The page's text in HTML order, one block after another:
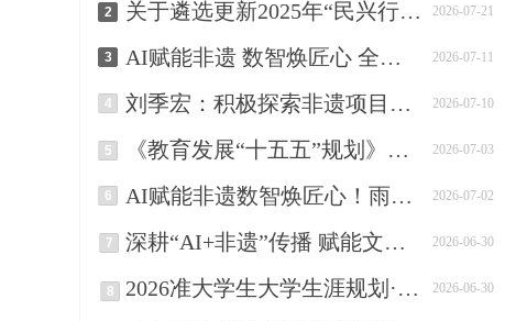
2026-07-21
关于遴选更新2025年“民兴行业专家库“人员的通知
2026-07-11
AI赋能非遗 数智焕匠心 全国首个AI非遗垂类OPC社区落户南京铁心桥
2026-07-10
刘季宏：积极探索非遗项目的活化路径
2026-07-03
《教育发展“十五五”规划》解读：“十五五”非遗教育发展路径
2026-07-02
AI赋能非遗数智焕匠心！雨花AI非遗OPC社区即将在铁心桥盛大启幕
2026-06-30
深耕“AI+非遗”传播 赋能文化传承｜非遗传播师技能培训项目阶段性工作扎实推进
2026-06-30
2026准大学生大学生涯规划·北京研学营招募函
7
8